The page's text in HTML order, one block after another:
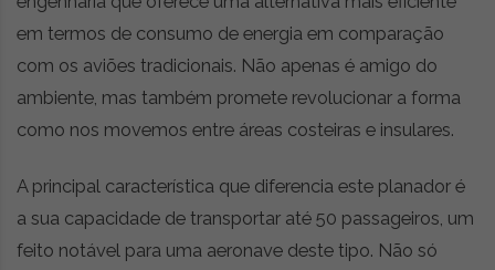
em termos de consumo de energia em comparação
com os aviões tradicionais. Não apenas é amigo do
ambiente, mas também promete revolucionar a forma
como nos movemos entre áreas costeiras e insulares.
A principal característica que diferencia este planador é
a sua capacidade de transportar até 50 passageiros, um
feito notável para uma aeronave deste tipo. Não só